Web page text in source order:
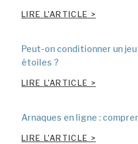
LIRE L'ARTICLE >
Peut-on conditionner un
étoiles ?
LIRE L'ARTICLE >
Arnaques en ligne :
LIRE L'ARTICLE >